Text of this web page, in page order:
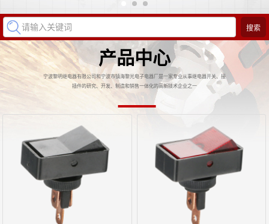
产品中心
宁波黎明继电器有限公司和宁波市镇海黎光电子电器厂是一家专业从事继电器开关、接
插件的研究、开发、制造和销售一体化的高新技术企业之一